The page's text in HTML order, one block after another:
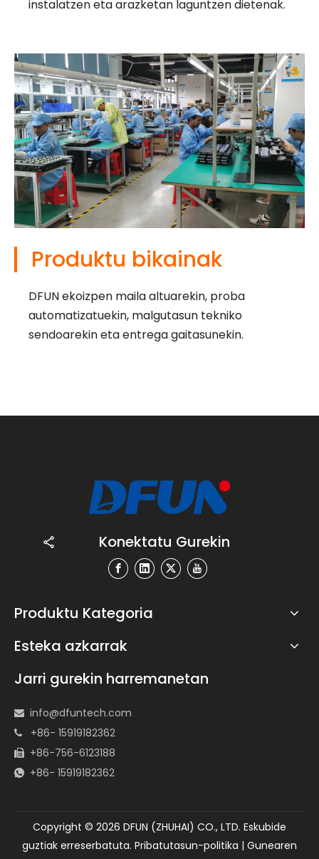
instalatzen eta arazketan laguntzen dietenak.
Produktu bikainak
DFUN ekoizpen maila altuarekin, proba
automatizatuekin, malgutasun tekniko
sendoarekin eta entrega gaitasunekin.
Konektatu Gurekin
Produktu Kategoria
Esteka azkarrak
Jarri gurekin harremanetan
 info@dfuntech.com
 +86- 15919182362
 +86-756-6123188
 +86- 15919182362
Copyright © 2026 DFUN (ZHUHAI) CO., LTD. Eskubide
guztiak erreserbatuta. Pribatutasun-politika | Gunearen